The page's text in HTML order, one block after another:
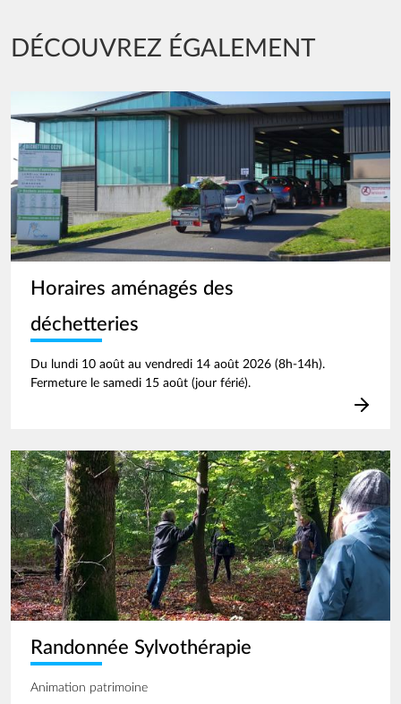
DÉCOUVREZ ÉGALEMENT
Horaires aménagés des
déchetteries
Du lundi 10 août au vendredi 14 août 2026 (8h-14h).
Fermeture le samedi 15 août (jour férié).
Image
Randonnée Sylvothérapie
Animation patrimoine